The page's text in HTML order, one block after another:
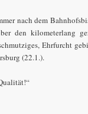
nach dem
den kilometerlang
Ehrfurcht
(22.1.).